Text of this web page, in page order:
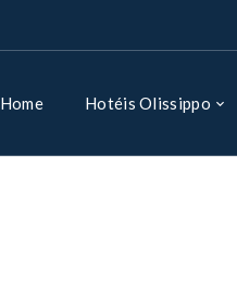
Home Hotéis Olissippo